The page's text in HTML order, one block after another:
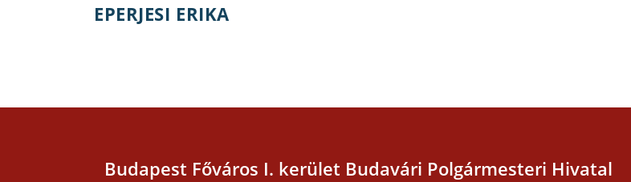
EPERJESI ERIKA
Budapest Főváros I. kerület Budavári Polgármesteri Hivatal